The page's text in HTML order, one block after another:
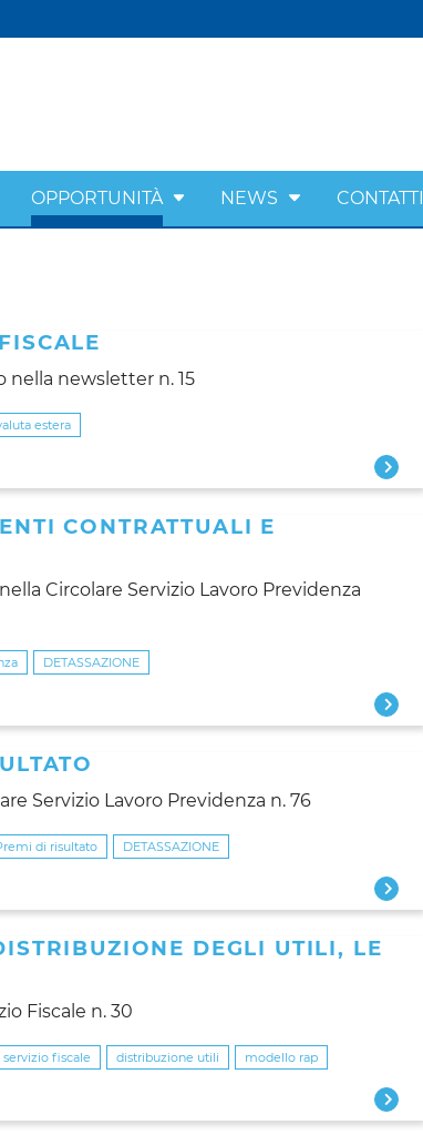
OPPORTUNITÀ NEWS CONTATTI
nella newsletter n. 15
estera
CONTRATTUALI E
Circolare Servizio Lavoro Previdenza
DETASSAZIONE
Servizio Lavoro Previdenza n. 76
di risultato DETASSAZIONE
DEGLI UTILI, LE
Fiscale n. 30
fiscale distribuzione utili modello rap